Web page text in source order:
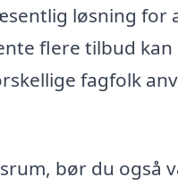
løsning for
flere tilbud
fagfolk
bør du også